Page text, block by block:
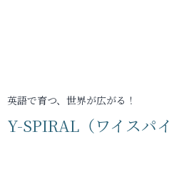
英語で育つ、世界が広がる！
Y-SPIRAL（ワイスパ